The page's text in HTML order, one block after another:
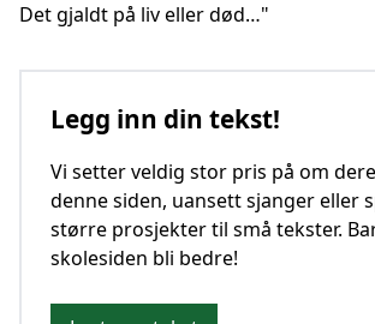
Det gjaldt på liv eller død…"
Legg inn din tekst!
Vi setter veldig stor pris på om dere
denne siden, uansett sjanger eller
større prosjekter til små tekster.
skolesiden bli bedre!